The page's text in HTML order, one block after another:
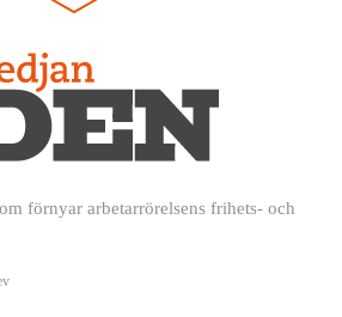
förnyar arbetarrörelsens frihets- och